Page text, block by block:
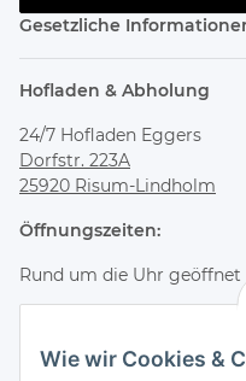
Wie wir Cookies &
Gesetzliche
Hofladen & Abholung
24/7 Hofladen Eggers
Dorfstr. 223A
25920 Risum-Lindholm
Öffnungszeiten:
Rund um die Uhr geöffnet
Bestelle online und hole
im Hofladen ab.